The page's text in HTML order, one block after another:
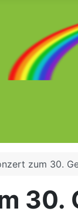
zum 30.
30.